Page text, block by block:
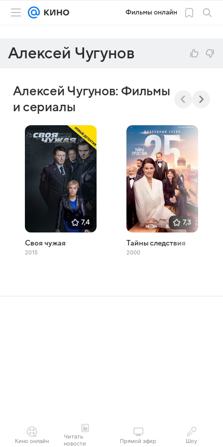
Фильмы онлайн
Алексей Чугунов
Алексей Чугунов: Фильмы
и сериалы
7,4
Своя чужая
2015
7,3
Тайны следствия
2000
Кино онлайн
Читать
новости
Прямой эфир Шоу